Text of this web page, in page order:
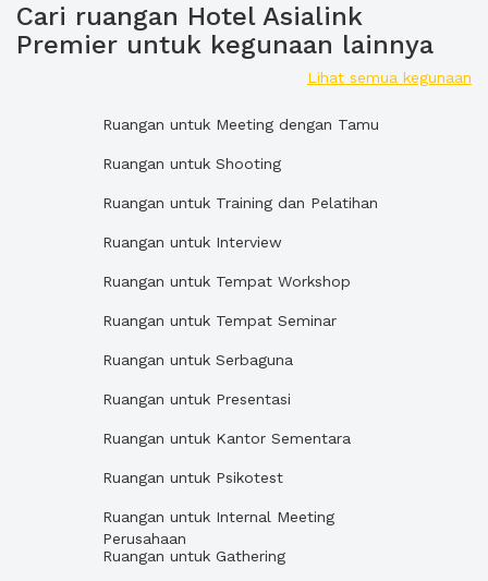
Cari ruangan Hotel Asialink
Premier untuk kegunaan lainnya
Lihat semua kegunaan
Ruangan untuk Meeting dengan Tamu
Ruangan untuk Shooting
Ruangan untuk Training dan Pelatihan
Ruangan untuk Interview
Ruangan untuk Tempat Workshop
Ruangan untuk Tempat Seminar
Ruangan untuk Serbaguna
Ruangan untuk Presentasi
Ruangan untuk Kantor Sementara
Ruangan untuk Psikotest
Ruangan untuk Internal Meeting
Perusahaan
Ruangan untuk Gathering